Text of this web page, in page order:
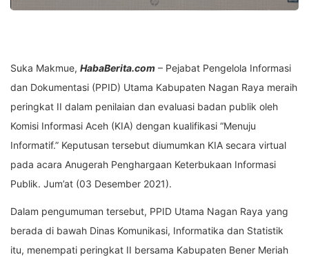
Suka Makmue, HabaBerita.com – Pejabat Pengelola Informasi
dan Dokumentasi (PPID) Utama Kabupaten Nagan Raya meraih
peringkat II dalam penilaian dan evaluasi badan publik oleh
Komisi Informasi Aceh (KIA) dengan kualifikasi “Menuju
Informatif.” Keputusan tersebut diumumkan KIA secara virtual
pada acara Anugerah Penghargaan Keterbukaan Informasi
Publik. Jum’at (03 Desember 2021).
Dalam pengumuman tersebut, PPID Utama Nagan Raya yang
berada di bawah Dinas Komunikasi, Informatika dan Statistik
itu, menempati peringkat II bersama Kabupaten Bener Meriah